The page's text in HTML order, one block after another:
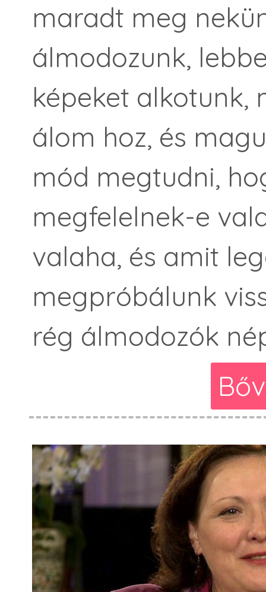
maradt meg
álmodozunk,
képeket alkotunk,
álom hoz, és
mód megtudni,
megfelelnek-e
valaha, és amit
megpróbálunk
rég álmodozók